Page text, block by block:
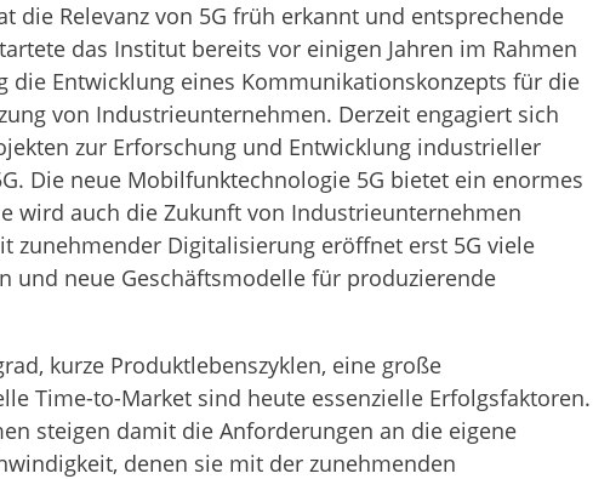
die Relevanz von 5G früh erkannt und entsprechende
das Institut bereits vor einigen Jahren im Rahmen
die Entwicklung eines Kommunikationskonzepts für die
von Industrieunternehmen. Derzeit engagiert sich
zur Erforschung und Entwicklung industrieller
Die neue Mobilfunktechnologie 5G bietet ein enormes
wird auch die Zukunft von Industrieunternehmen
zunehmender Digitalisierung eröffnet erst 5G viele
und neue Geschäftsmodelle für produzierende
kurze Produktlebenszyklen, eine große
Time-to-Market sind heute essenzielle Erfolgsfaktoren.
steigen damit die Anforderungen an die eigene
denen sie mit der zunehmenden